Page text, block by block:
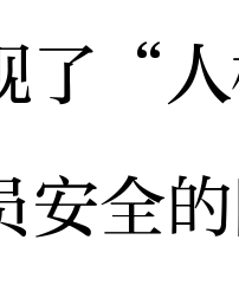
了“
安全